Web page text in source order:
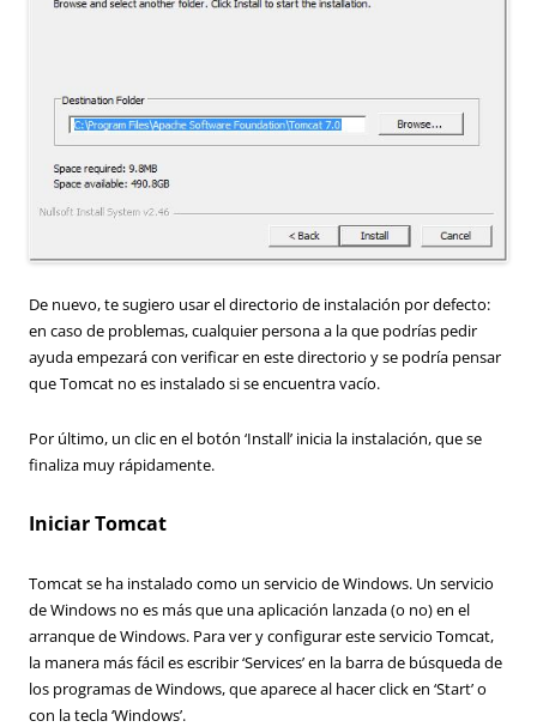
De nuevo, te sugiero usar el directorio de instalación por defecto:
en caso de problemas, cualquier persona a la que podrías pedir
ayuda empezará con verificar en este directorio y se podría pensar
que Tomcat no es instalado si se encuentra vacío.
Por último, un clic en el botón ‘Install’ inicia la instalación, que se
finaliza muy rápidamente.
Iniciar Tomcat
Tomcat se ha instalado como un servicio de Windows. Un servicio
de Windows no es más que una aplicación lanzada (o no) en el
arranque de Windows. Para ver y configurar este servicio Tomcat,
la manera más fácil es escribir ‘Services’ en la barra de búsqueda de
los programas de Windows, que aparece al hacer click en ‘Start’ o
con la tecla ‘Windows’.